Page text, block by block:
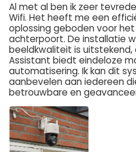
Al met al ben ik zeer
Wifi. Het heeft me een
oplossing geboden voor
achterpoort. De installatie
beeldkwaliteit is
Assistant biedt eindeloze
automatisering. Ik kan dit
aanbevelen aan iedereen
betrouwbare en